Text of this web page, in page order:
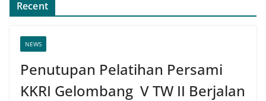
Recent
NEWS
Penutupan Pelatihan Persami
KKRI Gelombang V TW II Berjalan